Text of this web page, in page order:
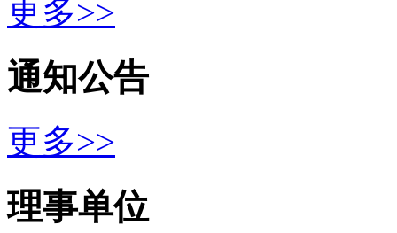
更多>>
通知公告
更多>>
理事单位